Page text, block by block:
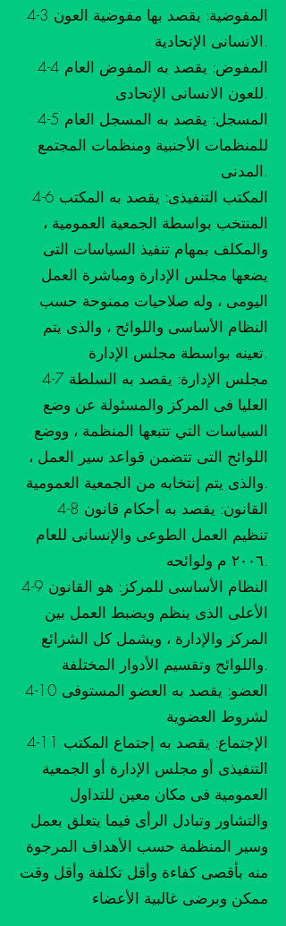
4-3 المفوضية: يقصد بها مفوضية العون
الانسانى الإتحادية.
4-4 المفوض: يقصد به المفوض العام
للعون الانسانى الإتحادى.
4-5 المسجل: يقصد به المسجل العام
للمنظمات الأجنبية ومنظمات المجتمع
المدنى.
4-6 المكتب التنفيذى: يقصد به المكتب
المنتخب بواسطة الجمعية العمومية ،
والمكلف بمهام تنفيذ السياسات التى
يضعها مجلس الإدارة ومباشرة العمل
اليومى ، وله صلاحيات ممنوحة حسب
النظام الأساسى واللوائح ، والذى يتم
تعينه بواسطة مجلس الإدارة.
4-7 مجلس الإدارة: يقصد به السلطة
العليا فى المركز والمسئولة عن وضع
السياسات التي تتبعها المنظمة ، ووضع
اللوائح التى تتضمن قواعد سير العمل ،
والذى يتم إنتخابه من الجمعية العمومية.
4-8 القانون: يقصد به أحكام قانون
تنظيم العمل الطوعى والإنسانى للعام
٢٠٠٦ م ولوائحه.
4-9 النظام الأساسى للمركز: هو القانون
الأعلى الذى ينظم ويضبط العمل بين
المركز والإدارة ، ويشمل كل الشرائع
واللوائح وتقسيم الأدوار المختلفة.
4-10 العضو: يقصد به العضو المستوفى
لشروط العضوية
4-11 الإجتماع: يقصد به إجتماع المكتب
التنفيذى أو مجلس الإدارة أو الجمعية
العمومية فى مكان معين للتداول
والتشاور وتبادل الرأى فيما يتعلق بعمل
وسير المنظمة حسب الأهداف المرجوة
منه بأقصى كفاءة وأقل تكلفة وأقل وقت
ممكن وبرضى غالبية الأعضاء